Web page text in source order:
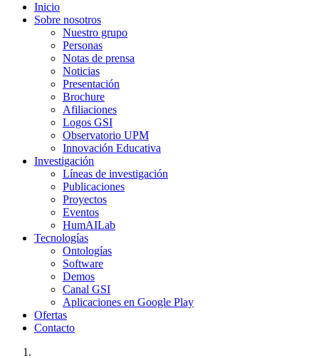
Inicio
Sobre nosotros
Nuestro grupo
Personas
Notas de prensa
Noticias
Presentación
Brochure
Afiliaciones
Logos GSI
Observatorio UPM
Innovación Educativa
Investigación
Líneas de investigación
Publicaciones
Proyectos
Eventos
HumAILab
Tecnologías
Ontologías
Software
Demos
Canal GSI
Aplicaciones en Google Play
Ofertas
Contacto